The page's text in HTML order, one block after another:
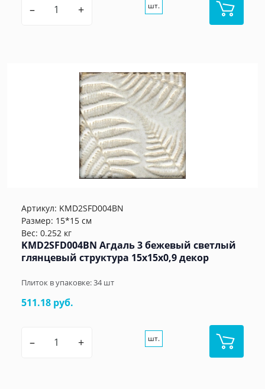
– + шт.
Артикул: KMD2SFD004BN
Размер: 15*15 см
Вес: 0.252 кг
KMD2SFD004BN Агдаль 3 бежевый светлый
глянцевый структура 15x15x0,9 декор
Плиток в упаковке:34шт
511.18 руб.
– + шт.